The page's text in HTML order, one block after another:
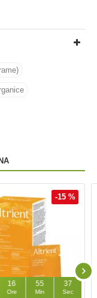
-15 %
16
Ore
55
Min
36
Sec